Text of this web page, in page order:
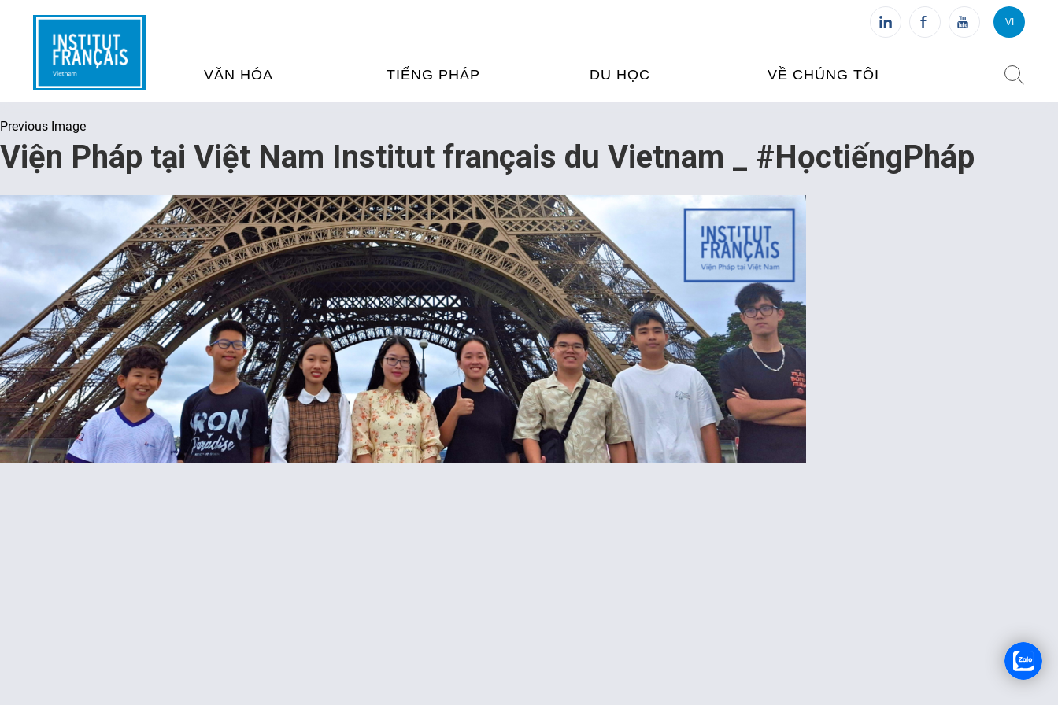
VĂN HÓA
THƯ VIỆN ĐA PHƯƠNG TIỆN
CHƯƠNG TRÌNH CHIẾU PHIM
PHÁP
SÁCH VÀ THƯ TỊCH
NGHỆ SỸ LƯU TRÚ
TIẾNG PHÁP
HỌC TIẾNG PHÁP NGAY TẠI
PHÁP
DỊCH TIẾNG PHÁP
HỢP TÁC TIẾNG PHÁP
DU HỌC
CỦA PHÁP TẠI VIỆT NAM
FRANCE ALUMNI VIỆT NAM
VỀ CHÚNG TÔI
CHI NHÁNH: HÀ NỘI
CHI NHÁNH: HUẾ
CHI NHÁNH: ĐÀ NẴNG
CHI NHÁNH: TPHCM
TUYỂN DỤNG
VI
VI FR
Previous Image
Viện Pháp tại Việt Nam Institut français du Vietnam _ #HọctiếngPháp